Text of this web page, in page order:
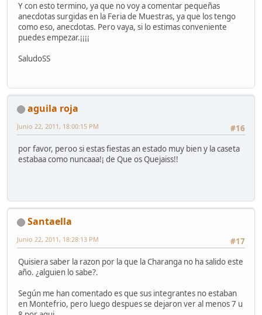
Y con esto termino, ya que no voy a comentar pequeñas
anecdotas surgidas en la Feria de Muestras, ya que los tengo
como eso, anecdotas. Pero vaya, si lo estimas conveniente
puedes empezar.¡¡¡¡
SaludoSS
aguila roja
#16
Junio 22, 2011, 18:00:15 PM
por favor, peroo si estas fiestas an estado muy bien y la caseta
estabaa como nuncaaa!¡ de Que os Quejaiss!!
Santaella
#17
Junio 22, 2011, 18:28:13 PM
Quisiera saber la razon por la que la Charanga no ha salido este
año. ¿alguien lo sabe?.
Según me han comentado es que sus integrantes no estaban
en Montefrio, pero luego despues se dejaron ver al menos 7 u